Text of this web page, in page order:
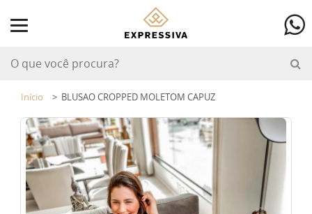
Início BLUSAO CROPPED MOLETOM CAPUZ